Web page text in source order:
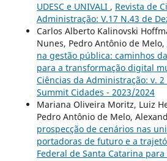
UDESC e UNIVALI , Revista de
Administração: V.17 N.43 de
Carlos Alberto Kalinovski
Nunes, Pedro Antônio de Melo,
na gestão pública: caminhos
para a transformação digital
Ciências da Administração: v. 2
Summit Cidades - 2023/2024
Mariana Oliveira Moritz, Luiz
Pedro Antônio de Melo,
prospecção de cenários nas
portadoras de futuro e a
Federal de Santa Catarina para